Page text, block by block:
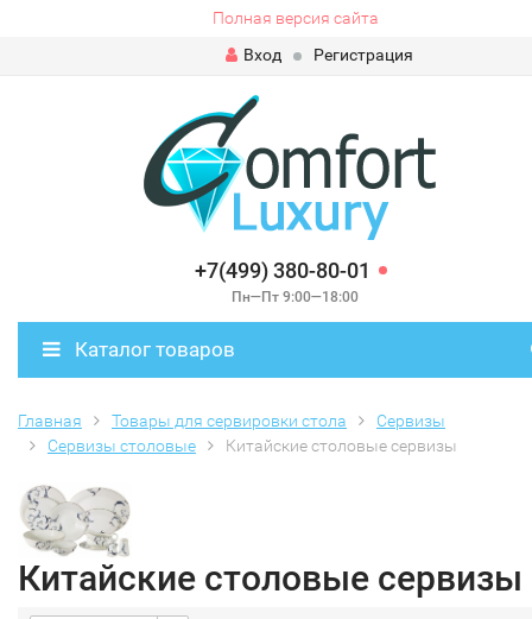
Полная версия сайта
Вход
Регистрация
+7(499) 380-80-01
Пн—Пт 9:00—18:00
Каталог товаров
Главная Товары для сервировки стола
Сервизы
Сервизы столовые
Китайские столовые сервизы
Китайские столовые сервизы